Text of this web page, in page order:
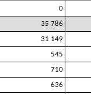
0
35 786
31 149
545
710
636